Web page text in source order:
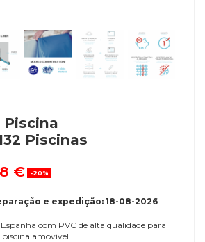
Piscina
Piscinas
€
-20%
e expedição: 18-08-2026
com PVC de alta qualidade para
amovível.